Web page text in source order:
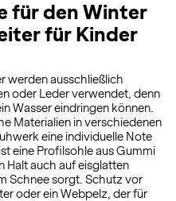
für den Winter
für Kinder
werden ausschließlich
oder Leder verwendet, denn
Wasser eindringen können.
Materialien in verschiedenen
eine individuelle Note
eine Profilsohle aus Gummi
Halt auch auf eisglatten
Schnee sorgt. Schutz vor
oder ein Webpelz, der für